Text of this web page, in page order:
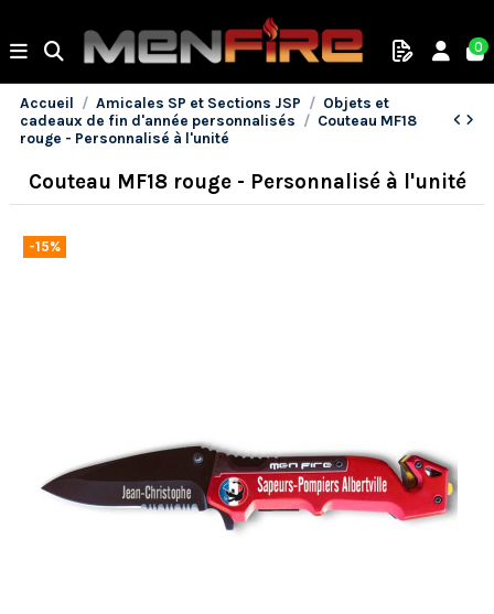
0
Accueil Amicales SP et Sections JSP
Objets et
cadeaux de fin d'année personnalisés
Couteau MF18
rouge - Personnalisé à l'unité
Couteau MF18 rouge - Personnalisé à l'unité
-15%